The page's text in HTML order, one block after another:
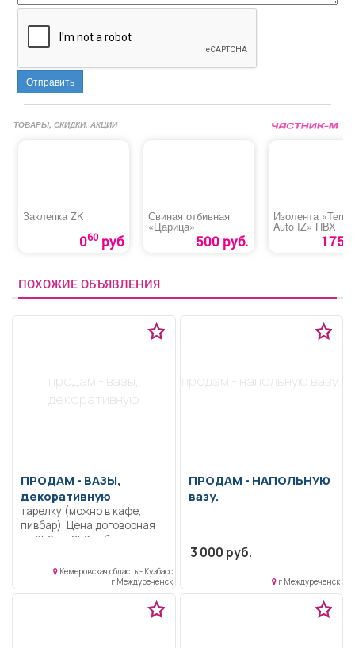
Отправить
ТОВАРЫ, СКИДКИ, АКЦИИ
Заклепка ZK
060руб
Свиная отбивная
«Царица»
500 руб.
Изолента
Auto IZ» ПВХ
175
ПОХОЖИЕ ОБЪЯВЛЕНИЯ
продам - вазы,
декоративную
ПРОДАМ - ВАЗЫ,
декоративную
тарелку (можно в кафе,
пивбар). Цена договорная
от 250 до 850 руб
Кемеровская область - Кузбасс
г Междуреченск
продам - напольную вазу.
ПРОДАМ - НАПОЛЬНУЮ
вазу.
3 000 руб.
г Междуреченск